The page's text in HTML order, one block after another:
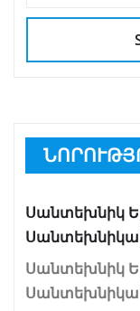
Սանտեխնիկ
Սանտեխնիկ